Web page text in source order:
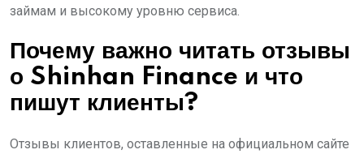
займам и высокому уровню сервиса.
Почему важно читать отзывы
о Shinhan Finance и что
пишут клиенты?
Отзывы клиентов, оставленные на официальном сайте